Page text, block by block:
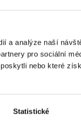
a analýze naší
pro sociální
nebo které
Statistické